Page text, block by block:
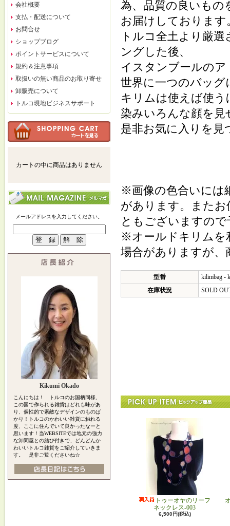
会社概要
支払・配送について
お問合せ
ショップブログ
ポイントサービスについて
規約＆注意事項
取扱いの無い商品のお取り寄せ
卸販売について
トルコ現地ビジネスサポート
カートの中に商品はありません
メールアドレスを入力してください。
Kikumi Okado
こんにちは！ トルコのお国柄同様、
この国で作られる雑貨はどれも味があ
り、個性的で素敵なデザインのものば
かり！トルコのかわいい雑貨に触れる
度、ここに住んでいて良かったなーと
思います！当WEBSITEでは地元の強力
な卸問屋との結び付きで、どんどんか
わいいトルコ雑貨をご紹介していきま
す。 是非ご覧くださいね☆
為、品質の良いもの
お届けしております
トルコ全土より厳
ングした後、
イスタンブールの
世界に一つのバッ
キリムは使えば使
染みいろんな顔を
是非お気に入りを
※画像の色合いには
があります。また
ともございますの
※オールドキリムを
場合がありますが、
型番
kilimbag -
在庫状況
SOLD
トゥーオヤのリーフ
ネックレス-003
6,500円(税込)